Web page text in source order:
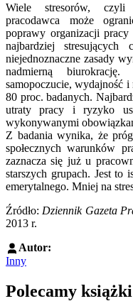
Wiele stresorów, czyli
pracodawca może
poprawy organizacji
najbardziej
niejednoznaczne zasady
nadmierną
samopoczucie, wydajność
80 proc. badanych.
utraty pracy i ryzyko
wykonywanymi
Z badania wynika, że
społecznych warunków
zaznacza się już u
starszych grupach. Jest to
emerytalnego. Mniej na
Źródło: Dziennik Gazeta
2013 r.
Autor:
Inny
Polecamy